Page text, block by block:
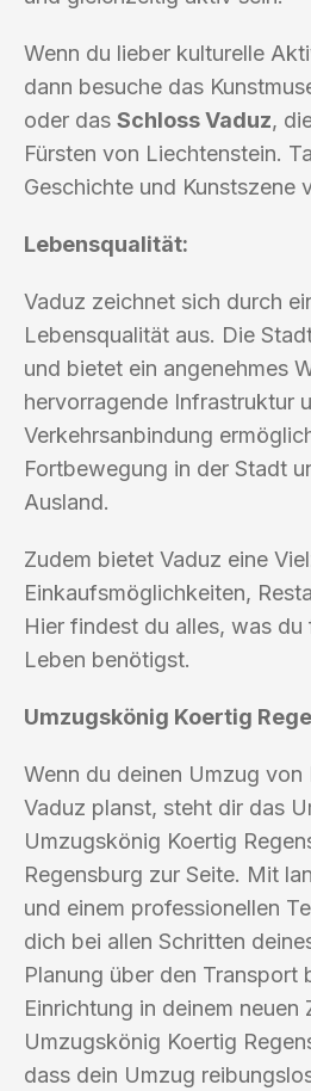
Wenn du lieber kulturelle
dann besuche das
oder das Schloss Vaduz,
Fürsten von Liechtenstein.
Geschichte und Kunstszene
Lebensqualität:
Vaduz zeichnet sich durch
Lebensqualität aus. Die
und bietet ein angenehmes
hervorragende Infrastruktur
Verkehrsanbindung
Fortbewegung in der Stadt
Ausland.
Zudem bietet Vaduz eine
Einkaufsmöglichkeiten,
Hier findest du alles, was
Leben benötigst.
Umzugskönig Koertig
Wenn du deinen Umzug von
Vaduz planst, steht dir das
Umzugskönig Koertig
Regensburg zur Seite. Mit
und einem professionellen
dich bei allen Schritten
Planung über den Transport
Einrichtung in deinem neuen
Umzugskönig Koertig
dass dein Umzug